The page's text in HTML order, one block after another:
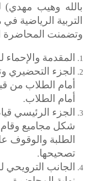
بالله وهيب مهدي)
التربية الرياضية
وتضمنت المحاضرة
المقدمة والإحماء
الجزء
أمام الطلاب من
أمام الطلاب.
الجزء الرئيسي
شكل مجاميع
الطلبة والوقوف
تصحيحها.
الجانب